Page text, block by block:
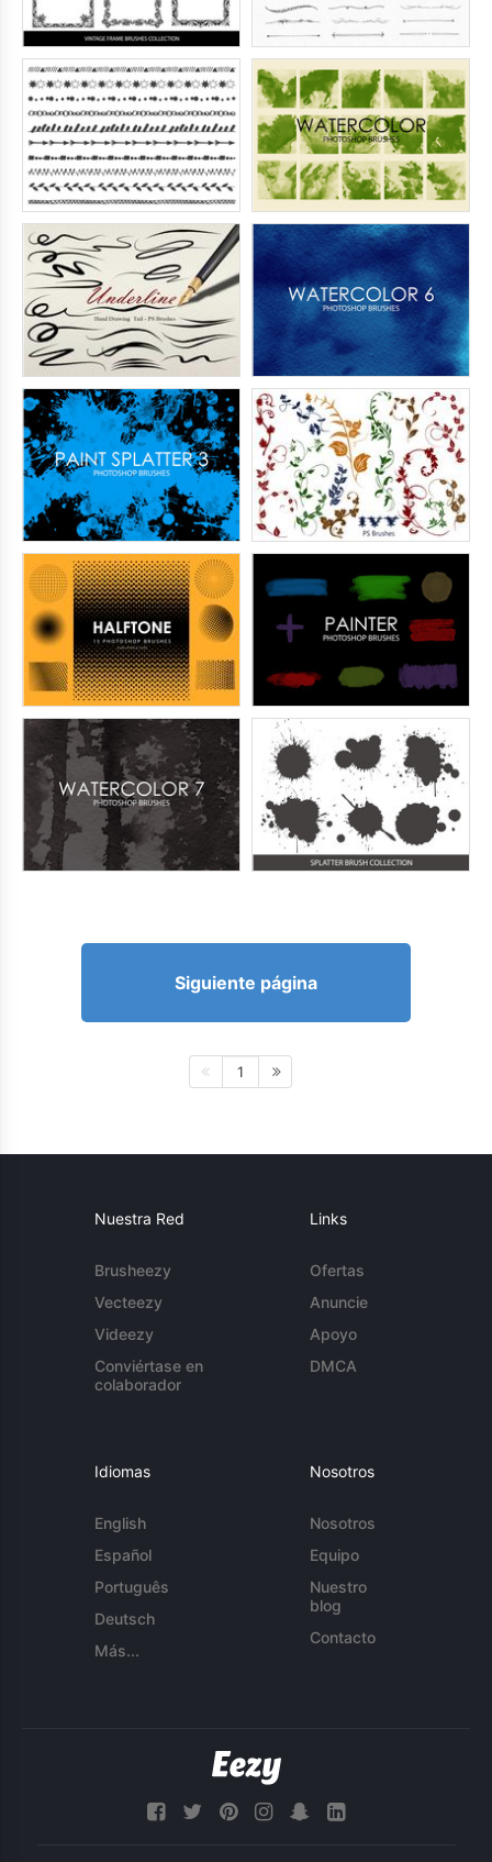
Siguiente página
1
Nuestra Red
Brusheezy
Vecteezy
Videezy
Conviértase en
colaborador
Links
Ofertas
Anuncie
Apoyo
DMCA
Idiomas
English
Español
Português
Deutsch
Más...
Nosotros
Nosotros
Equipo
Nuestro
blog
Contacto